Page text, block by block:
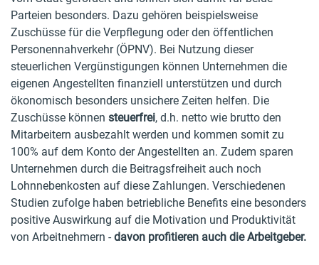
Parteien besonders. Dazu gehören beispielsweise
Zuschüsse für die Verpflegung oder den öffentlichen
Personennahverkehr (ÖPNV). Bei Nutzung dieser
steuerlichen Vergünstigungen können Unternehmen die
eigenen Angestellten finanziell unterstützen und durch
ökonomisch besonders unsichere Zeiten helfen. Die
Zuschüsse können steuerfrei, d.h. netto wie brutto den
Mitarbeitern ausbezahlt werden und kommen somit zu
100% auf dem Konto der Angestellten an. Zudem sparen
Unternehmen durch die Beitragsfreiheit auch noch
Lohnnebenkosten auf diese Zahlungen. Verschiedenen
Studien zufolge haben betriebliche Benefits eine besonders
positive Auswirkung auf die Motivation und Produktivität
von Arbeitnehmern - davon profitieren auch die Arbeitgeber.